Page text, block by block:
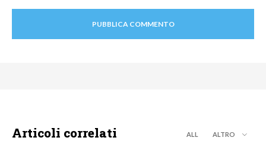
Articoli correlati ALL ALTRO